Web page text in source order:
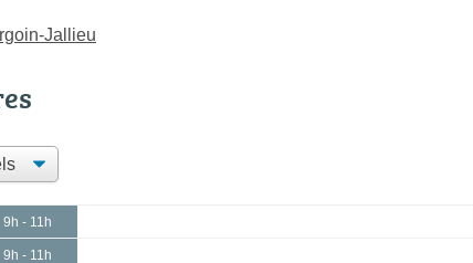
Jallieu
9h - 11h
9h - 11h